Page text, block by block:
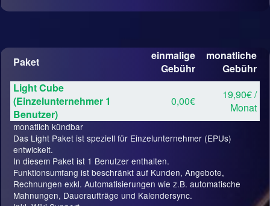
Paket
einmalige
Gebühr
monatliche
Gebühr
Light Cube
(Einzelunternehmer 1
Benutzer)
0,00€
19,90€ /
Monat
monatlich kündbar
Das Light Paket ist speziell für Einzelunternehmer (EPUs)
entwickelt.
In diesem Paket ist 1 Benutzer enthalten.
Funktionsumfang ist beschränkt auf Kunden, Angebote,
Rechnungen exkl. Automatisierungen wie z.B. automatische
Mahnungen, Daueraufträge und Kalendersync.